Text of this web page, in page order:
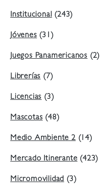
Institucional(243)
Jóvenes(31)
Juegos Panamericanos (2)
Librerías(7)
Licencias(3)
Mascotas(48)
Medio Ambiente 2(14)
Mercado Itinerante(423)
Micromovilidad(3)